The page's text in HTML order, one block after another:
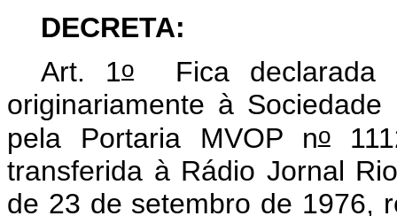
DECRETA:
Art. 1o
Fica declarada
originariamente à
pela Portaria MVOP no
transferida à Rádio Jornal
de 23 de setembro de 1976,